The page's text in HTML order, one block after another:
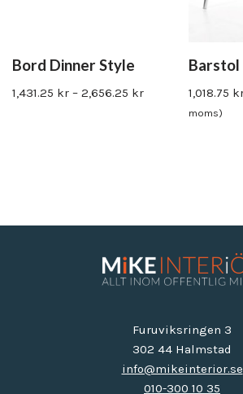
Bord Dinner Style
1,431.25 kr – 2,656.25 kr
Barstol
1,018.75
moms)
Furuviksringen 3
302 44 Halmstad
info@mikeinterior.se
010-300 10 35